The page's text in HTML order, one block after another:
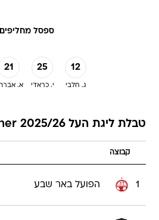
ספסל
21
א.
25
י. כראדי
12
ג. חלבי
טבלת ליגת העל 2025/26 Winner
קבוצה
1 הפועל באר שבע